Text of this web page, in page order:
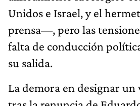
Unidos e Israel, y el
prensa—, pero las
falta de conducción
su salida.
La demora en designar un